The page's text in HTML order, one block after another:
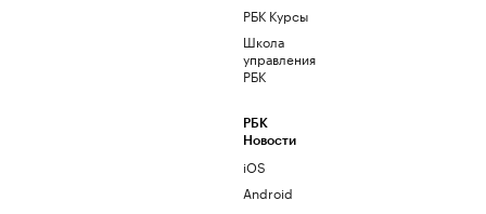
РБК Курсы
Школа
управления
РБК
РБК
Новости
iOS
Android